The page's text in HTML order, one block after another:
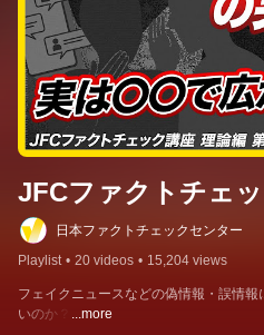
JFCファクトチェ
日本ファクトチェックセンター
Playlist • 20 videos • 15,204 views
フェイクニュースなどの偽情報・誤情
いのか？ ...more